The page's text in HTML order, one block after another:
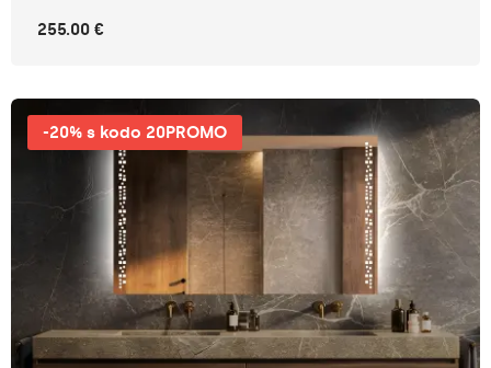
255.00 €
-20% s kodo 20PROMO